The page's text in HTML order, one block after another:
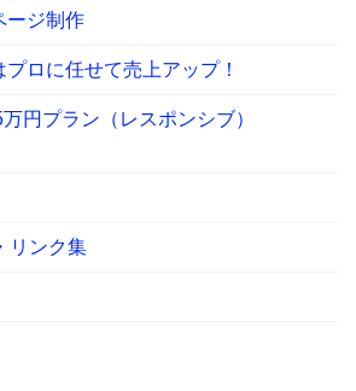
ージ制作
ロに任せて売上アップ！
円プラン（レスポンシブ）
リンク集